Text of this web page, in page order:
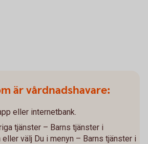
är vårdnadshavare:
eller internetbank.
tjänster – Barns tjänster i
eller välj Du i menyn – Barns tjänster i